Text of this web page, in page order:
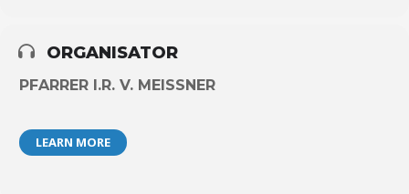
ORGANISATOR
PFARRER I.R. V. MEISSNER
LEARN MORE